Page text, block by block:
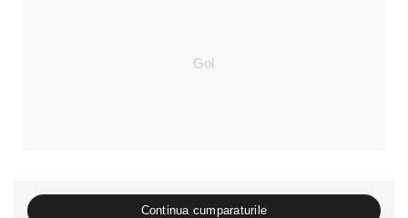
Gol
Continua cumparaturile